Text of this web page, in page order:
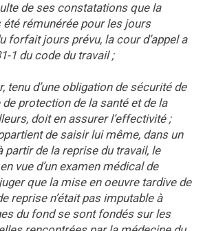
de ses constatations que la
été rémunérée pour les jours
forfait jours prévu, la cour d’appel a
1 du code du travail ;
tenu d’une obligation de sécurité de
protection de la santé et de la
doit en assurer l’effectivité ;
de saisir lui même, dans un
partir de la reprise du travail, le
vue d’un examen médical de
que la mise en oeuvre tardive de
reprise n’était pas imputable à
du fond se sont fondés sur les